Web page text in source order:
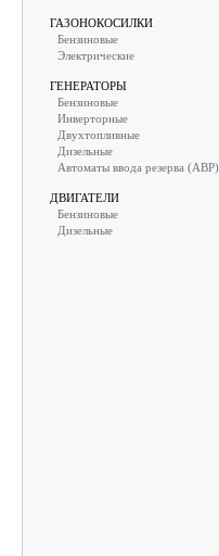
ГАЗОНОКОСИЛКИ
Бензиновые
Электрические
ГЕНЕРАТОРЫ
Бензиновые
Инверторные
Двухтопливные
Дизельные
Автоматы ввода резерва (АВР)
ДВИГАТЕЛИ
Бензиновые
Дизельные